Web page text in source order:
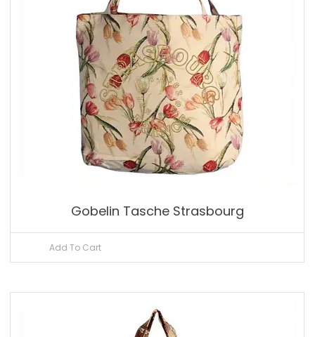
Gobelin Tasche Strasbourg
Add To Cart